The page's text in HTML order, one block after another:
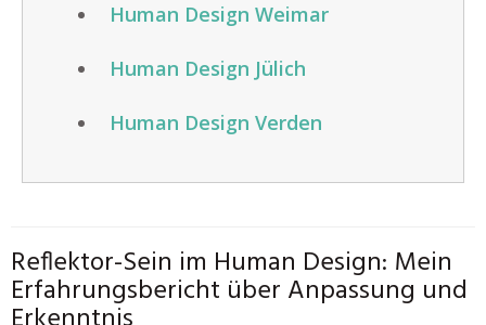
Human Design Weimar
Human Design Jülich
Human Design Verden
Reflektor-Sein im Human Design: Mein
Erfahrungsbericht über Anpassung und